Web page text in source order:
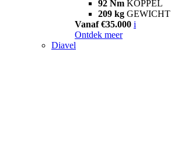
92 Nm KOPPEL
209 kg GEWICHT
Vanaf €35.000 i
Ontdek meer
Diavel